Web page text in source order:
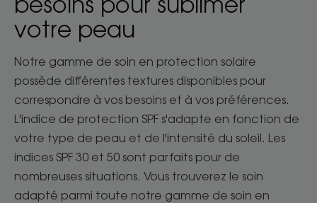
votre peau
Notre gamme de soin en protection solaire
possède différentes textures disponibles pour
correspondre à vos besoins et à vos préférences.
L'indice de protection SPF s'adapte en fonction de
votre type de peau et de l'intensité du soleil. Les
indices SPF 30 et 50 sont parfaits pour de
nombreuses situations. Vous trouverez le soin
adapté parmi toute notre gamme de soin en